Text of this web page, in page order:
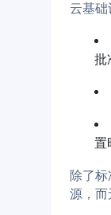
云基础
批
置
除了
源，而